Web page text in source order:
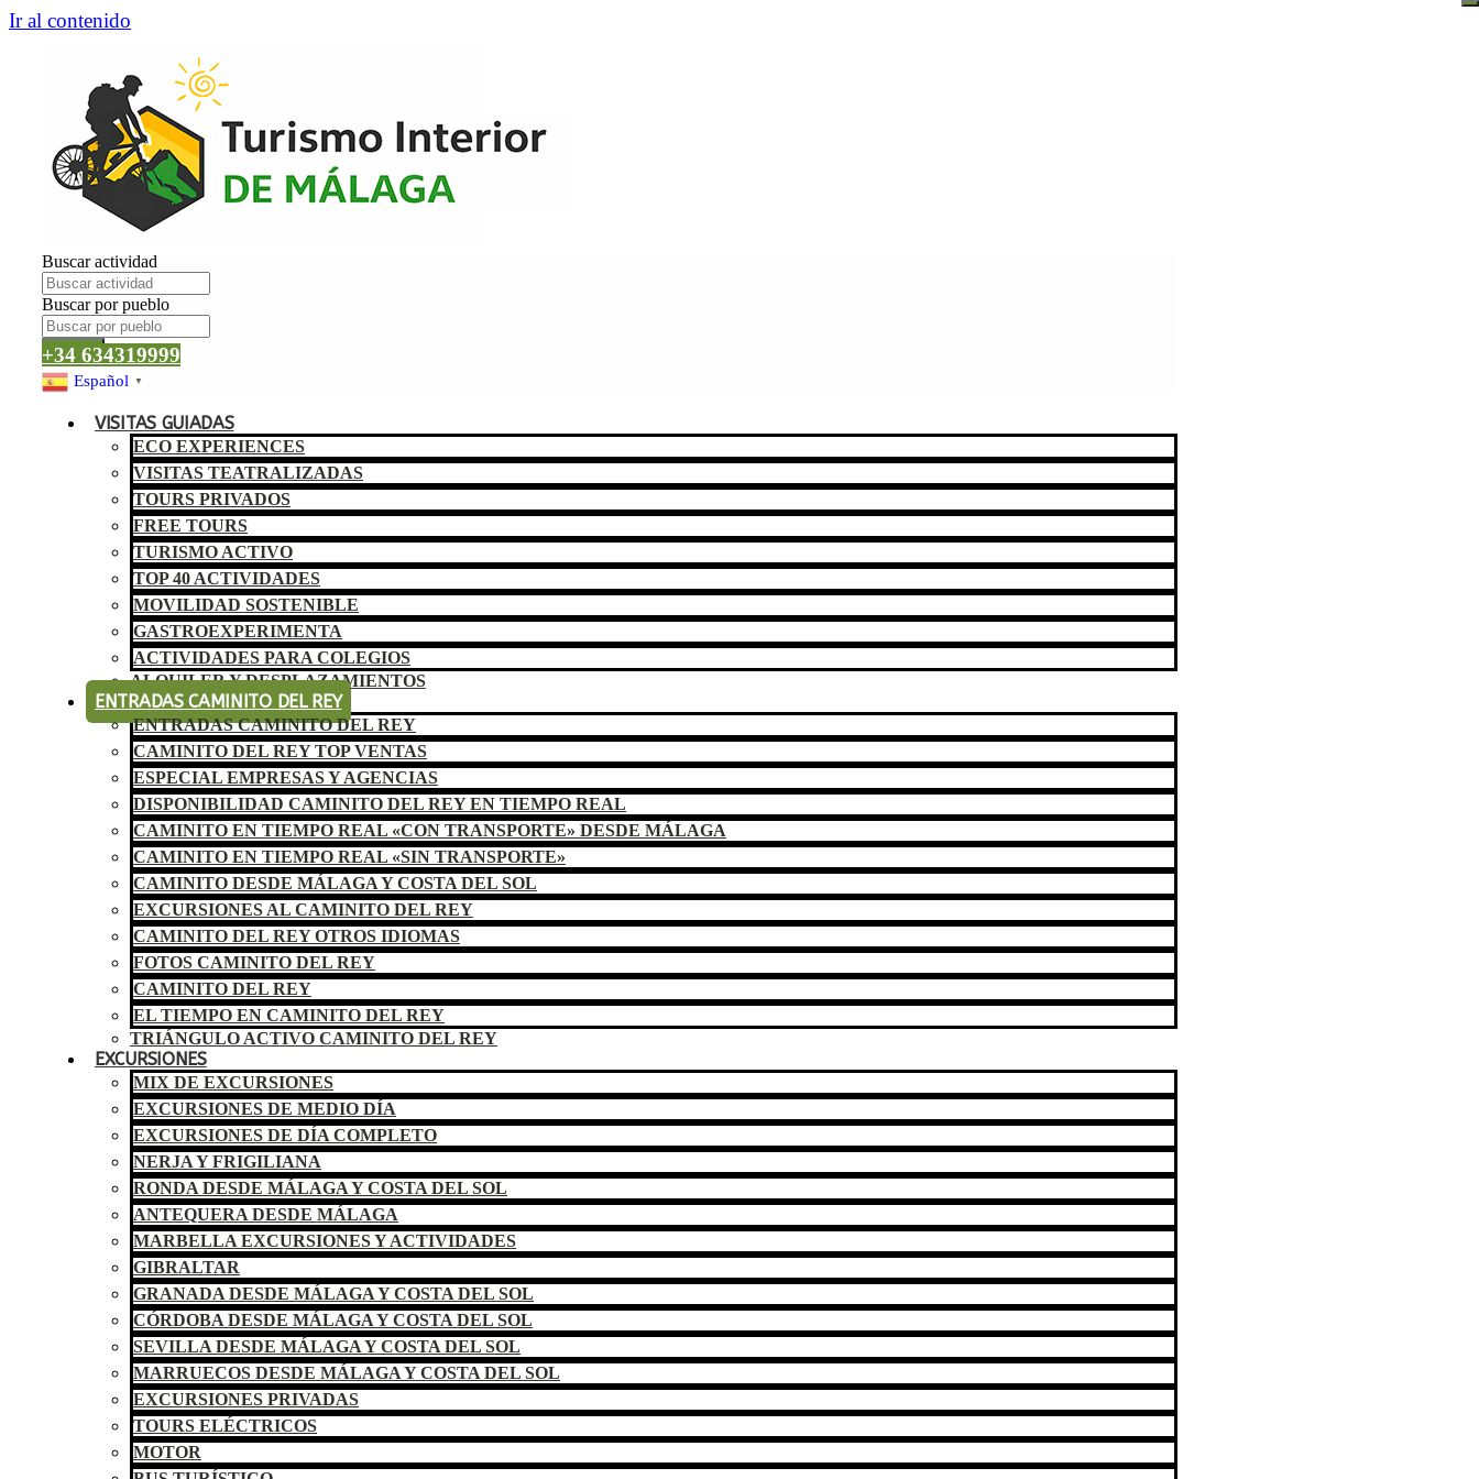
Ir al contenido
Buscar actividad
Buscar por pueblo
Buscar
+34 634319999
Español ▼
VISITAS GUIADAS
ECO EXPERIENCES
VISITAS TEATRALIZADAS
TOURS PRIVADOS
FREE TOURS
TURISMO ACTIVO
TOP 40 ACTIVIDADES
MOVILIDAD SOSTENIBLE
GASTROEXPERIMENTA
ACTIVIDADES PARA COLEGIOS
ALQUILER Y DESPLAZAMIENTOS
ENTRADAS CAMINITO DEL REY
ENTRADAS CAMINITO DEL REY
CAMINITO DEL REY TOP VENTAS
ESPECIAL EMPRESAS Y AGENCIAS
DISPONIBILIDAD CAMINITO DEL REY EN TIEMPO REAL
CAMINITO EN TIEMPO REAL «CON TRANSPORTE» DESDE MÁLAGA
CAMINITO EN TIEMPO REAL «SIN TRANSPORTE»
CAMINITO DESDE MÁLAGA Y COSTA DEL SOL
EXCURSIONES AL CAMINITO DEL REY
CAMINITO DEL REY OTROS IDIOMAS
FOTOS CAMINITO DEL REY
CAMINITO DEL REY
EL TIEMPO EN CAMINITO DEL REY
TRIÁNGULO ACTIVO CAMINITO DEL REY
EXCURSIONES
MIX DE EXCURSIONES
EXCURSIONES DE MEDIO DÍA
EXCURSIONES DE DÍA COMPLETO
NERJA Y FRIGILIANA
RONDA DESDE MÁLAGA Y COSTA DEL SOL
ANTEQUERA DESDE MÁLAGA
MARBELLA EXCURSIONES Y ACTIVIDADES
GIBRALTAR
GRANADA DESDE MÁLAGA Y COSTA DEL SOL
CÓRDOBA DESDE MÁLAGA Y COSTA DEL SOL
SEVILLA DESDE MÁLAGA Y COSTA DEL SOL
MARRUECOS DESDE MÁLAGA Y COSTA DEL SOL
EXCURSIONES PRIVADAS
TOURS ELÉCTRICOS
MOTOR